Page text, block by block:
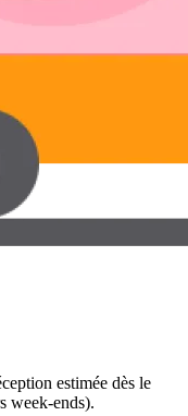
estimée dès le
week-ends).